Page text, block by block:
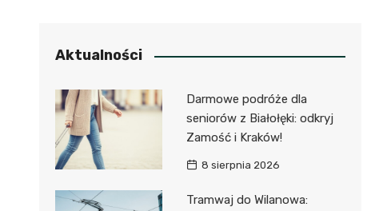
Aktualności
Darmowe podróże dla
seniorów z Białołęki: odkryj
Zamość i Kraków!
8 sierpnia 2026
Tramwaj do Wilanowa: